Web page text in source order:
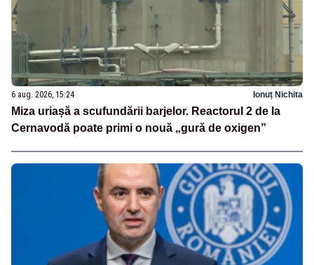
6 aug. 2026, 15:24 Ionuț Nichita
Miza uriașă a scufundării barjelor. Reactorul 2 de la
Cernavodă poate primi o nouă „gură de oxigen”